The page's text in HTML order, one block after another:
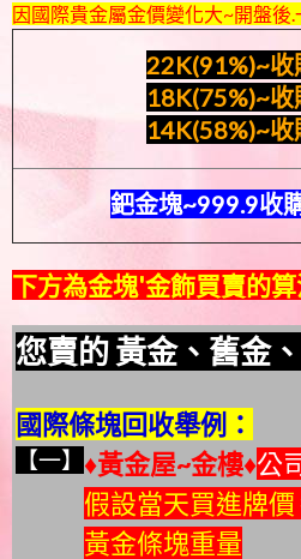
因國際貴金屬金價變化大~開盤後
22K(91%)~收
18K(75%)~收
14K(58%)~收
鈀金塊~999.9收
下方為金塊'金飾買賣的
您賣的 黃金、 舊金、
國際條塊回收舉例：
【一】 ♦黃金屋~金樓♦公
假設當天買進牌
黃金條塊重量